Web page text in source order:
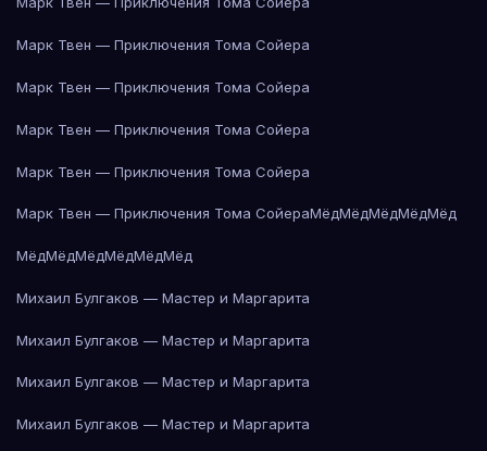
Марк Твен — Приключения Тома Сойера
Марк Твен — Приключения Тома Сойера
Марк Твен — Приключения Тома Сойера
Марк Твен — Приключения Тома Сойера
Марк Твен — Приключения Тома СойераМёдМёдМёдМёдМёд
МёдМёдМёдМёдМёдМёд
Михаил Булгаков — Мастер и Маргарита
Михаил Булгаков — Мастер и Маргарита
Михаил Булгаков — Мастер и Маргарита
Михаил Булгаков — Мастер и Маргарита